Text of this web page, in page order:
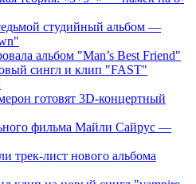
студийный альбом —
альбом "Man’s Best Friend"
сингл и клип "FAST"
готовят 3D-концертный
фильма Майли Сайрус —
трек-лист нового альбома